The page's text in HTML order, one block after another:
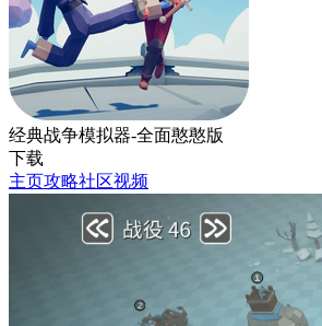
经典战争模拟器-全面憨憨版
下载
主页攻略社区视频